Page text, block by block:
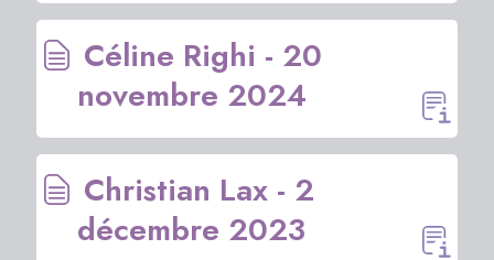
Céline Righi - 20
novembre 2024
Christian Lax - 2
décembre 2023